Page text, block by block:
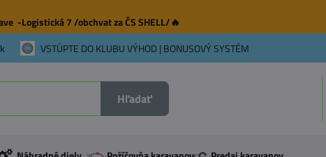
-Logistická 7 /obchvat za ČS SHELL/🔥
VSTÚPTE DO KLUBU VÝHOD | BONUSOVÝ SYSTÉM
Hľadať